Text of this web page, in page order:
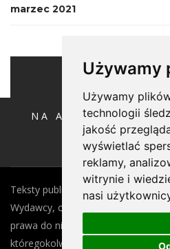
Używamy
Używamy
technologii
jakość
wyświetlać
reklamy,
witrynie i
nasi
marzec 2021
NA ANTYPODACH
Teksty publikowane w witrynie są
Wydawcy, czyli Oficyny
prawa do nich są w całości
któregokolwiek z tych tekstów lub